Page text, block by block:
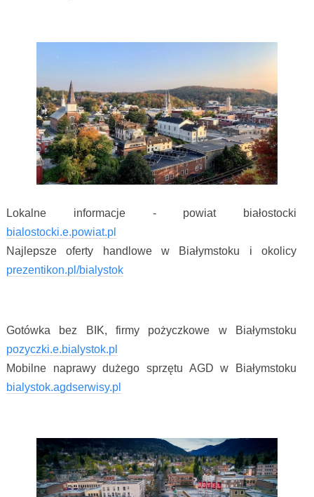
Lokalne informacje - powiat białostocki
bialostocki.e.powiat.pl
Najlepsze oferty handlowe w Białymstoku i okolicy
prezentikon.pl/bialystok
Gotówka bez BIK, firmy pożyczkowe w Białymstoku
pozyczki.e.bialystok.pl
Mobilne naprawy dużego sprzętu AGD w Białymstoku
bialystok.agdserwisy.pl